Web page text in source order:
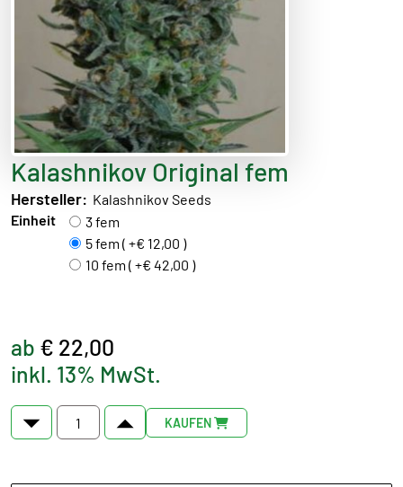
Kalashnikov Original fem
Hersteller: Kalashnikov Seeds
Einheit
3 fem
5 fem ( +€ 12,00 )
10 fem ( +€ 42,00 )
ab € 22,00
inkl. 13% MwSt.
KAUFEN